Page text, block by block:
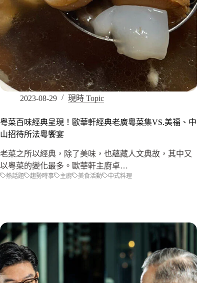
2023-08-29 現時 Topic
粤菜百味經典呈現！歐華軒經典老廣粵菜集VS.美福、中
山招待所法粵饗宴
老菜之所以經典，除了美味，也蘊藏人文典故，其中又
以粵菜的變化最多。歐華軒主廚卓…
熱話題 趨勢時事 主廚 美食活動 中式料理